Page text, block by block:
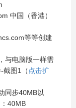
中国（香港）
等等创建
与电脑版一样需
截图1（ 点击扩
同步40MB以
40MB